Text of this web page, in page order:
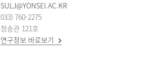
SULJ@YONSEI.AC.KR
033) 760-2275
청송관 121호
연구정보 바로보기